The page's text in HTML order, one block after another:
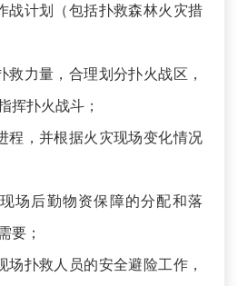
战计划（包括扑救森林火灾措
救力量，合理划分扑火战区，
挥扑火战斗；
程，并根据火灾现场变化情况
场后勤物资保障的分配和落
要；
场扑救人员的安全避险工作，